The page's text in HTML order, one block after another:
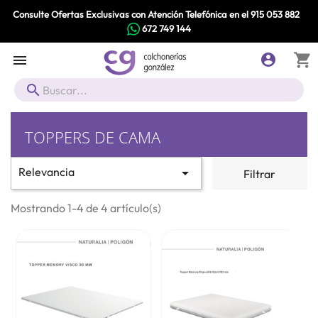
Consulte Ofertas Exclusivas con Atención Telefónica en el915 053 882
672 749 144
 shopping_cart


TOPPERS DE CAMA
Relevancia  Filtrar
Mostrando 1-4 de 4 artículo(s)